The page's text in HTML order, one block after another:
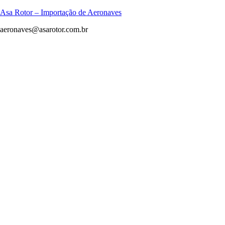
Asa Rotor – Importação de Aeronaves
aeronaves@asarotor.com.br